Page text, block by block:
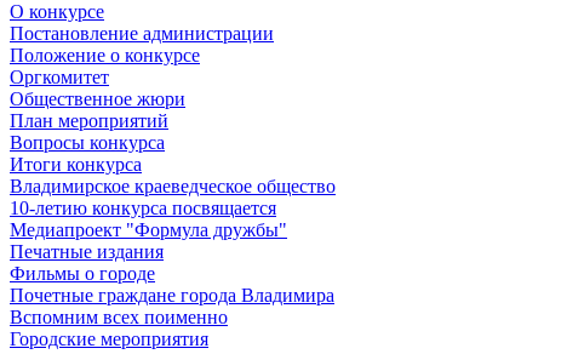
О конкурсе
Постановление администрации
Положение о конкурсе
Оргкомитет
Общественное жюри
План мероприятий
Вопросы конкурса
Итоги конкурса
Владимирское краеведческое общество
10-летию конкурса посвящается
Медиапроект "Формула дружбы"
Печатные издания
Фильмы о городе
Почетные граждане города Владимира
Вспомним всех поименно
Городские мероприятия